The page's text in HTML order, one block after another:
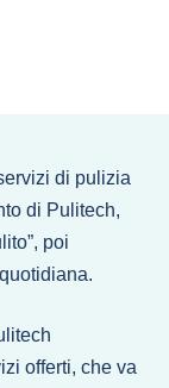
di pulizia
di Pulitech,
poi
offerti, che va